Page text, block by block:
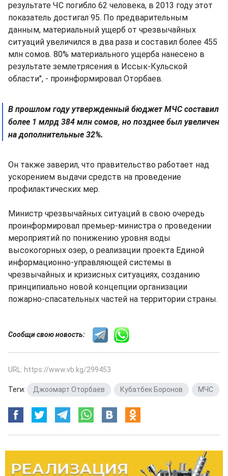
результате ЧС погибло 62 человека, в 2013 году этот
показатель достигал 95. По предварительным
данным, материальный ущерб от чрезвычайных
ситуаций увеличился в два раза и составил более 455
млн сомов. 80% материального ущерба нанесено в
результате землетрясения в Иссык-Кульской
области", - проинформировал Оторбаев.
В прошлом году утвержденный бюджет МЧС составил
более 1 млрд 384 млн сомов, но позднее был увеличен
на дополнительные 32%.
Он также заверил, что правительство работает над
ускорением выдачи средств на проведение
профилактических мер.
Министр чрезвычайных ситуаций в свою очередь
проинформировал премьер-министра о проведении
мероприятий по понижению уровня воды
высокогорных озер, о реализации проекта Единой
информационно-управляющей системы в
чрезвычайных и кризисных ситуациях, созданию
принципиально новой концепции организации
пожарно-спасательных частей на территории страны.
Сообщи свою новость:
URL: https://www.vb.kg/299453
Теги: Джоомарт Оторбаев Кубатбек Боронов МЧС